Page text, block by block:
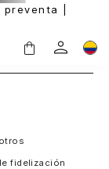
|
fidelización